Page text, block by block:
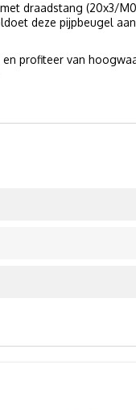
draadstang (20x3/
deze pijpbeugel
profiteer van